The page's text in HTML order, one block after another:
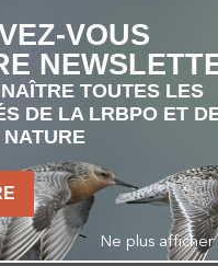
AJOUTER AU PANIER
VOUS
TOUTES LES
DE LA LRBPO ET
Ne plus afficher